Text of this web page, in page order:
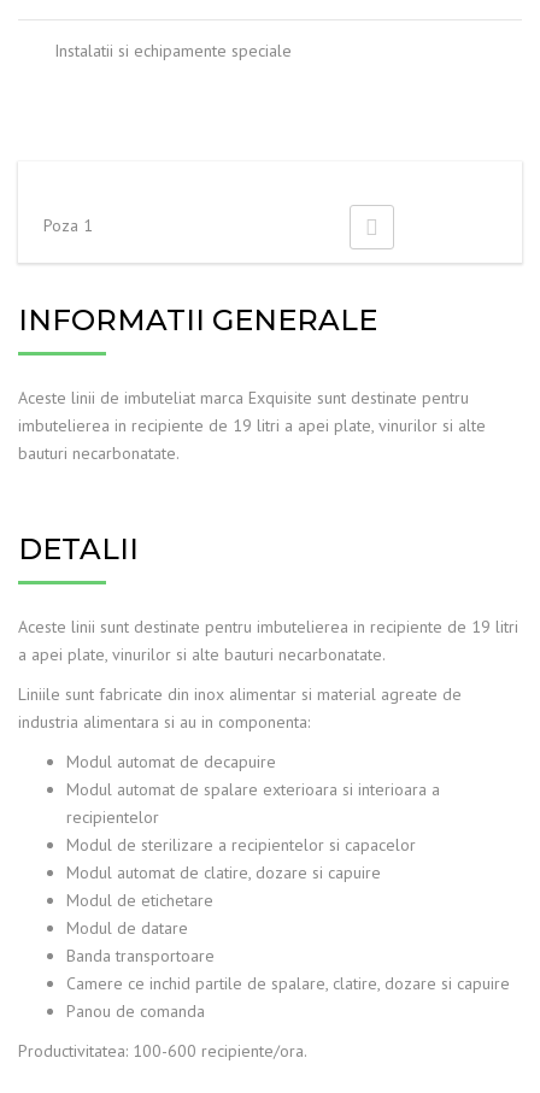
Instalatii si echipamente speciale
Poza 1
INFORMATII GENERALE
Aceste linii de imbuteliat marca Exquisite sunt destinate pentru
imbutelierea in recipiente de 19 litri a apei plate, vinurilor si alte
bauturi necarbonatate.
DETALII
Aceste linii sunt destinate pentru imbutelierea in recipiente de 19 litri
a apei plate, vinurilor si alte bauturi necarbonatate.
Liniile sunt fabricate din inox alimentar si material agreate de
industria alimentara si au in componenta:
Modul automat de decapuire
Modul automat de spalare exterioara si interioara a
recipientelor
Modul de sterilizare a recipientelor si capacelor
Modul automat de clatire, dozare si capuire
Modul de etichetare
Modul de datare
Banda transportoare
Camere ce inchid partile de spalare, clatire, dozare si capuire
Panou de comanda
Productivitatea: 100-600 recipiente/ora.